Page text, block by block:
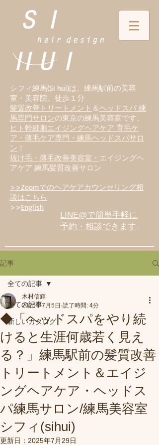
シフィ練馬(Si hui)は、 練馬駅前の美容
室・美容院、徒歩１分
髪質改善トリートメント ＆ヘッドスパ 練
馬専門サロンの東京の練馬美容室です。
ヒト幹細胞エイジングヘアケア 育毛ケ
ア・薄毛ケア専門・練馬ヘッドスパサロ
ン ！
抜け毛・薄毛改善美容室・ エイジングヘ
アケア 練馬髪質改善サロン
>>Zoomでのヘアケアカウンセリング相
談はこちら
>>English
LINE@で簡単手軽に
予約・相談できます
記事
全ての記事
新しいカタログ
全ての記事
◆「ヘッドスパをやり続
けると生涯何歳若く見え
る？」練馬駅前の髪質改善
トリートメント＆エイジ
ングヘアケア・ヘッドス
パ練馬サロン/練馬美容室
シフィ(sihui)
木村信輝
2025年7月5日 読了時間: 4分
更新日： 2025年7月29日